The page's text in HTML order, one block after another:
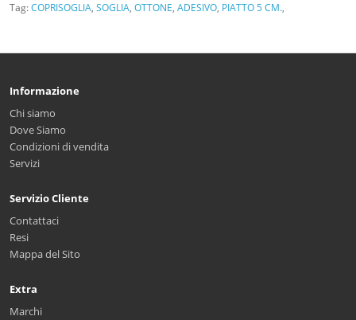
Tag:COPRISOGLIA, SOGLIA, OTTONE, ADESIVO, PIATTO 5 CM.,
Informazione
Chi siamo
Dove Siamo
Condizioni di vendita
Servizi
Servizio Cliente
Contattaci
Resi
Mappa del Sito
Extra
Marchi